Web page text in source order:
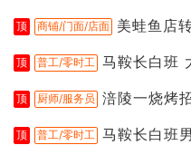
顶 商铺/门面/店面 美蛙鱼店
顶 普工/零时工 马鞍长白班
顶 厨师/服务员 涪陵一烧烤
顶 普工/零时工 马鞍长白班